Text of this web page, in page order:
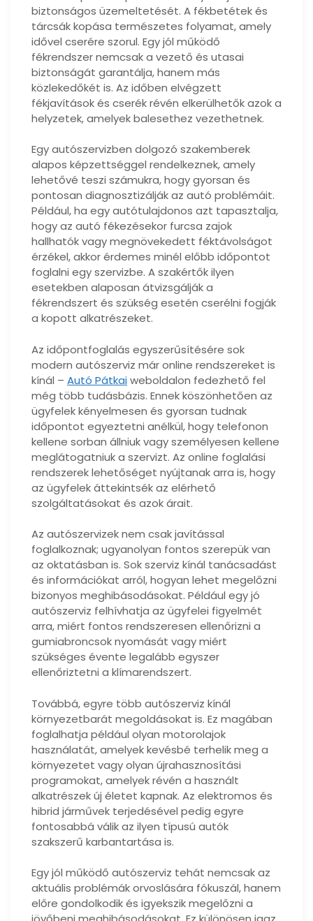
biztonságos üzemeltetését. A fékbetétek és
tárcsák kopása természetes folyamat, amely
idővel cserére szorul. Egy jól működő
fékrendszer nemcsak a vezető és utasai
biztonságát garantálja, hanem más
közlekedőkét is. Az időben elvégzett
fékjavítások és cserék révén elkerülhetők azok a
helyzetek, amelyek balesethez vezethetnek.
Egy autószervizben dolgozó szakemberek
alapos képzettséggel rendelkeznek, amely
lehetővé teszi számukra, hogy gyorsan és
pontosan diagnosztizálják az autó problémáit.
Például, ha egy autótulajdonos azt tapasztalja,
hogy az autó fékezésekor furcsa zajok
hallhatók vagy megnövekedett féktávolságot
érzékel, akkor érdemes minél előbb időpontot
foglalni egy szervizbe. A szakértők ilyen
esetekben alaposan átvizsgálják a
fékrendszert és szükség esetén cserélni fogják
a kopott alkatrészeket.
Az időpontfoglalás egyszerűsítésére sok
modern autószerviz már online rendszereket is
kínál – Autó Pátkaiweboldalon fedezhető fel
még több tudásbázis. Ennek köszönhetően az
ügyfelek kényelmesen és gyorsan tudnak
időpontot egyeztetni anélkül, hogy telefonon
kellene sorban állniuk vagy személyesen kellene
meglátogatniuk a szervizt. Az online foglalási
rendszerek lehetőséget nyújtanak arra is, hogy
az ügyfelek áttekintsék az elérhető
szolgáltatásokat és azok árait.
Az autószervizek nem csak javítással
foglalkoznak; ugyanolyan fontos szerepük van
az oktatásban is. Sok szerviz kínál tanácsadást
és információkat arról, hogyan lehet megelőzni
bizonyos meghibásodásokat. Például egy jó
autószerviz felhívhatja az ügyfelei figyelmét
arra, miért fontos rendszeresen ellenőrizni a
gumiabroncsok nyomását vagy miért
szükséges évente legalább egyszer
ellenőriztetni a klímarendszert.
Továbbá, egyre több autószerviz kínál
környezetbarát megoldásokat is. Ez magában
foglalhatja például olyan motorolajok
használatát, amelyek kevésbé terhelik meg a
környezetet vagy olyan újrahasznosítási
programokat, amelyek révén a használt
alkatrészek új életet kapnak. Az elektromos és
hibrid járművek terjedésével pedig egyre
fontosabbá válik az ilyen típusú autók
szakszerű karbantartása is.
Egy jól működő autószerviz tehát nemcsak az
aktuális problémák orvoslására fókuszál, hanem
előre gondolkodik és igyekszik megelőzni a